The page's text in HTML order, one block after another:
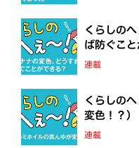
くらしの
ば防ぐこと
連載
くらしの
変色！？）
連載